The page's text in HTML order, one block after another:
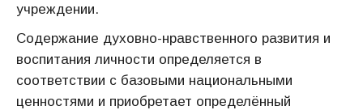
учреждении.
Содержание духовно-нравственного развития и
воспитания личности определяется в
соответствии с базовыми национальными
ценностями и приобретает определённый